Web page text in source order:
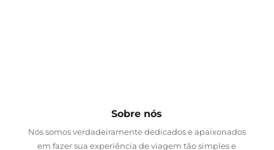
Sobre nós
Nós somos verdadeiramente dedicados e apaixonados
em fazer sua experiência de viagem tão simples e